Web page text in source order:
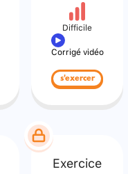
Difficile
Corrigé vidéo
s'exercer
Exercice